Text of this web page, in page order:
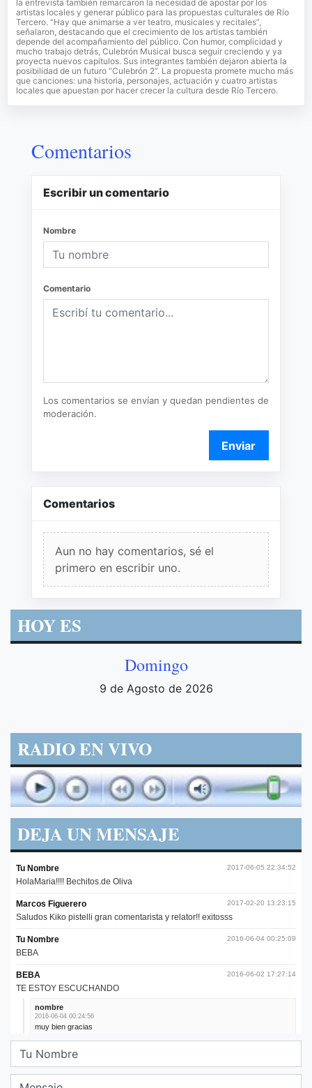
la entrevista también remarcaron la necesidad de apostar por los
artistas locales y generar público para las propuestas culturales de Río
Tercero. “Hay que animarse a ver teatro, musicales y recitales”,
señalaron, destacando que el crecimiento de los artistas también
depende del acompañamiento del público. Con humor, complicidad y
mucho trabajo detrás, Culebrón Musical busca seguir creciendo y ya
proyecta nuevos capítulos. Sus integrantes también dejaron abierta la
posibilidad de un futuro “Culebrón 2”. La propuesta promete mucho más
que canciones: una historia, personajes, actuación y cuatro artistas
locales que apuestan por hacer crecer la cultura desde Río Tercero.
Comentarios
Escribir un comentario
Nombre
Comentario
Los comentarios se envían y quedan pendientes de
moderación.
Enviar
Comentarios
Aun no hay comentarios, sé el
primero en escribir uno.
HOY ES
Domingo
9 de Agosto de 2026
RADIO EN VIVO
DEJA UN MENSAJE